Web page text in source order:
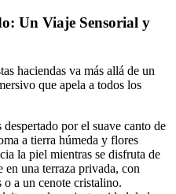
Un Viaje Sensorial y
haciendas va más allá de un
que apela a todos los
despertado por el suave canto de
a tierra húmeda y flores
la piel mientras se disfruta de
una terraza privada, con
o a un cenote cristalino.